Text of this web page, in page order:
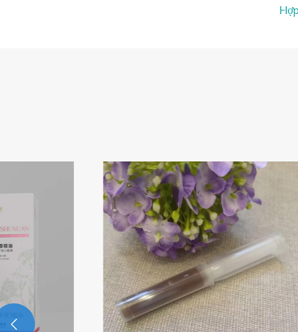
